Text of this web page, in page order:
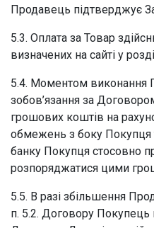
Продавець підтверджує
5.3. Оплата за Товар
визначених на сайті у
5.4. Моментом виконання
зобов’язання за
грошових коштів на
обмежень з боку Покупця
банку Покупця стосовно
розпоряджатися цими
5.5. В разі збільшення
п. 5.2. Договору Покупець